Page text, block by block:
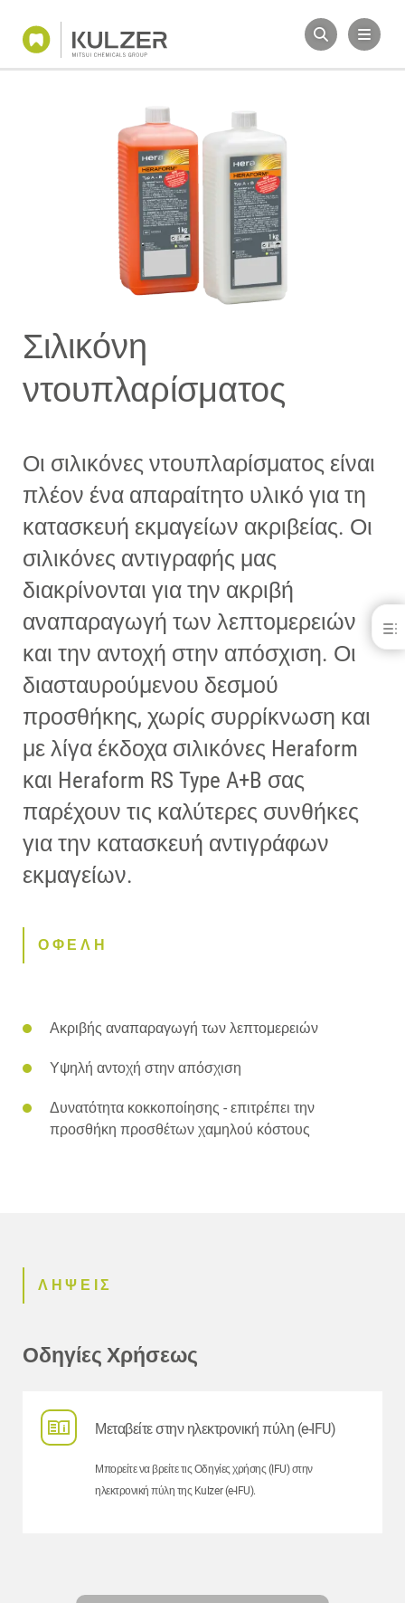
Σιλικόνη ντουπλαρίσματος
ΟΦΕΛΗ
Σιλικόνη
ντουπλαρίσματος
Οι σιλικόνες ντουπλαρίσματος είναι
πλέον ένα απαραίτητο υλικό για τη
κατασκευή εκμαγείων ακριβείας. Οι
σιλικόνες αντιγραφής μας
διακρίνονται για την ακριβή
αναπαραγωγή των λεπτομερειών
και την αντοχή στην απόσχιση. Οι
διασταυρούμενου δεσμού
προσθήκης, χωρίς συρρίκνωση και
με λίγα έκδοχα σιλικόνες Heraform
και Heraform RS Type A+B σας
παρέχουν τις καλύτερες συνθήκες
για την κατασκευή αντιγράφων
εκμαγείων.
ΟΦΕΛΗ
Ακριβής αναπαραγωγή των λεπτομερειών
Υψηλή αντοχή στην απόσχιση
Δυνατότητα κοκκοποίησης - επιτρέπει την
προσθήκη προσθέτων χαμηλού κόστους
ΛΗΨΕΙΣ
Οδηγίες Χρήσεως
Μεταβείτε στην ηλεκτρονική πύλη (e-IFU)
Μπορείτε να βρείτε τις Οδηγίες χρήσης (IFU) στην
ηλεκτρονική πύλη της Kulzer (e-IFU).